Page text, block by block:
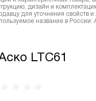
дизайн и
для уточнения
название в России:
LTC61